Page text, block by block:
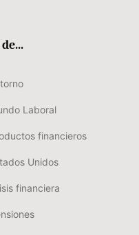
Laboral
financieros
Unidos
financiera